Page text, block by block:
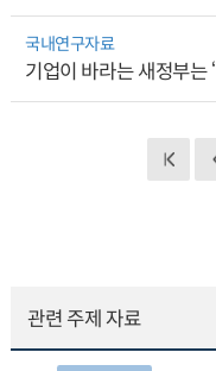
국내연구자료
기업이 바라는 새정부
관련 주제 자료